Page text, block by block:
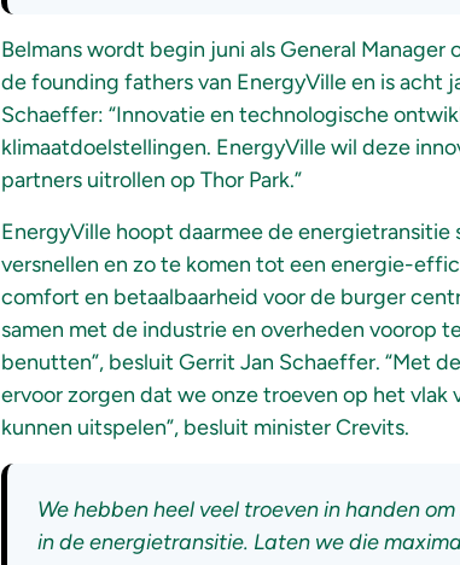
Belmans wordt begin juni als General
de founding fathers van EnergyVille en is acht
Schaeffer: “Innovatie en technologische
klimaatdoelstellingen. EnergyVille wil deze
partners uitrollen op Thor Park.”
EnergyVille hoopt daarmee de
versnellen en zo te komen tot een energie-
comfort en betaalbaarheid voor de burger
samen met de industrie en overheden voorop
benutten”, besluit Gerrit Jan Schaeffer. “Met
ervoor zorgen dat we onze troeven op het
kunnen uitspelen”, besluit minister Crevits.
We hebben heel veel troeven in handen
in de energietransitie. Laten we die